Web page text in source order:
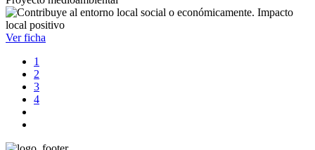
Impacto
local positivo
Ver ficha
1
2
3
4